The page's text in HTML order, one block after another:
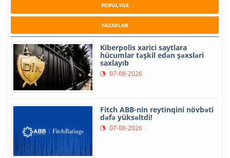
POPULYAR
YAZARLAR
Kiberpolis xarici saytlara
hücumlar təşkil edən şəxsləri
saxlayıb
07-08-2026
Fitch ABB-nin reytinqini növbəti
dəfə yüksəltdi!
07-08-2026